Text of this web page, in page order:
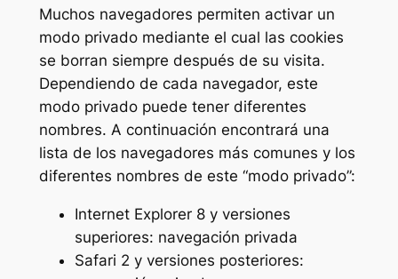
Muchos navegadores permiten activar un
modo privado mediante el cual las cookies
se borran siempre después de su visita.
Dependiendo de cada navegador, este
modo privado puede tener diferentes
nombres. A continuación encontrará una
lista de los navegadores más comunes y los
diferentes nombres de este “modo privado”:
Internet Explorer 8 y versiones
superiores: navegación privada
Safari 2 y versiones posteriores: